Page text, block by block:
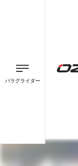
パラグライダー